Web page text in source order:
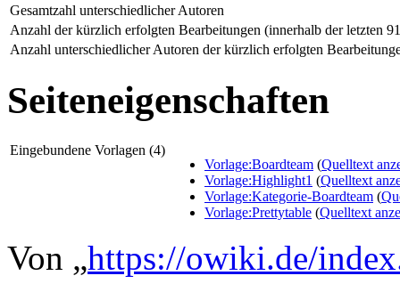
Gesamtzahl unterschiedlicher Autoren
Anzahl der kürzlich erfolgten Bearbeitungen (innerhalb der letzten
Anzahl unterschiedlicher Autoren der kürzlich erfolgten
Seiteneigenschaften
Eingebundene Vorlagen (4)
Vorlage:Boardteam (Quelltext
Vorlage:Highlight1 (Quelltext
Vorlage:Kategorie-Boardteam (
Vorlage:Prettytable (Quelltext
Von „https://owiki.de/